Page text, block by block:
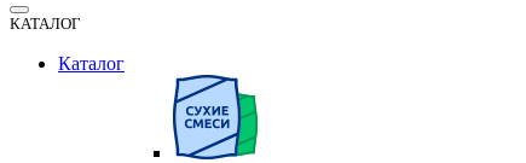
КАТАЛОГ
Каталог